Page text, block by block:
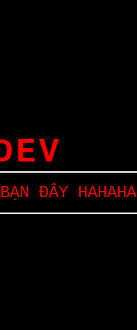
ĐÂY HAHAHA